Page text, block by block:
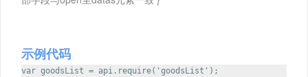
示例代码
var goodsList = api.require('goodsList');